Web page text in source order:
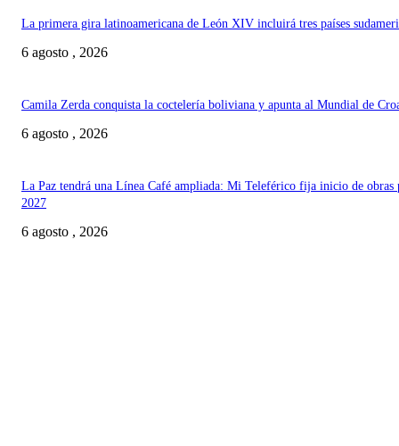
La primera gira latinoamericana de León XIV incluirá tres países
6 agosto , 2026
Camila Zerda conquista la coctelería boliviana y apunta al Mundial de
6 agosto , 2026
La Paz tendrá una Línea Café ampliada: Mi Teleférico fija inicio de obras
2027
6 agosto , 2026